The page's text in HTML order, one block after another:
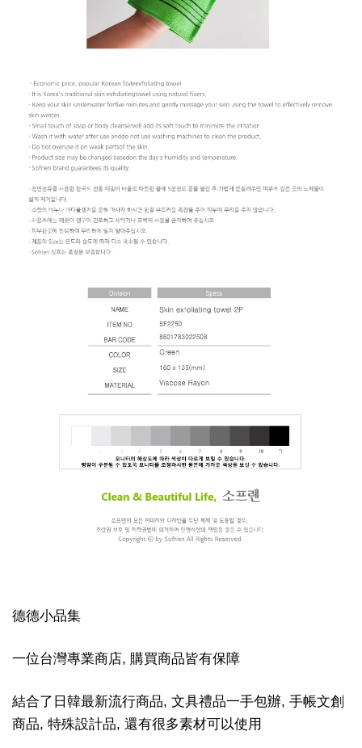
德德小品集
一位台灣專業商店, 購買商品皆有保障
結合了日韓最新流行商品, 文具禮品一手包辦, 手帳文創
商品, 特殊設計品, 還有很多素材可以使用